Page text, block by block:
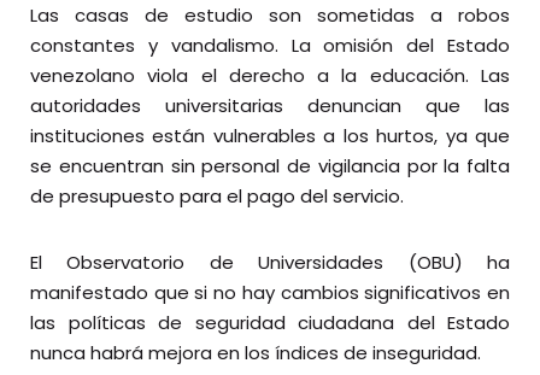
Las casas de estudio son sometidas a robos
constantes y vandalismo. La omisión del Estado
venezolano viola el derecho a la educación. Las
autoridades universitarias denuncian que las
instituciones están vulnerables a los hurtos, ya que
se encuentran sin personal de vigilancia por la falta
de presupuesto para el pago del servicio.
El Observatorio de Universidades (OBU) ha
manifestado que si no hay cambios significativos en
las políticas de seguridad ciudadana del Estado
nunca habrá mejora en los índices de inseguridad.